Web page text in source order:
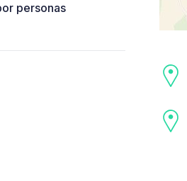
personas